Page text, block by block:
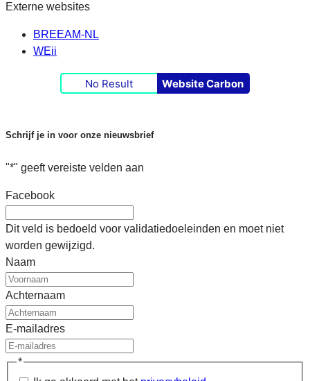
Externe websites
BREEAM-NL
WEii
No Result Website Carbon
Schrijf je in voor onze nieuwsbrief
"*" geeft vereiste velden aan
Facebook
Dit veld is bedoeld voor validatiedoeleinden en moet niet
worden gewijzigd.
Naam
Achternaam
E-mailadres
*